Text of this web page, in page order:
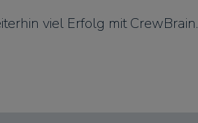
viel Erfolg mit CrewBrain.